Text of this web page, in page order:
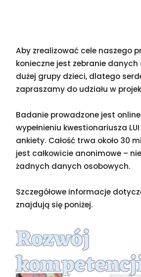
Aby zrealizować cele naszego
konieczne jest zebranie
dużej grupy dzieci, dlatego
zapraszamy do udziału w
Badanie prowadzone jest
wypełnieniu kwestionariusza
ankiety. Całość trwa około 30
jest całkowicie anonimowe –
żadnych danych osobowych.
Szczegółowe informacje
znajdują się poniżej.
Rozwój